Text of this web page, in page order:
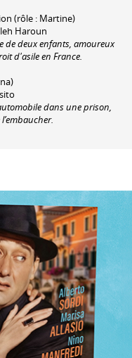
(rôle : Martine)
Haroun
de deux enfants, amoureux
d'asile en France.
dans une prison,